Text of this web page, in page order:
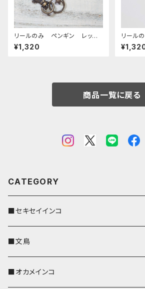
リールのみ ペンギン レッド
ブラウン ぺんぎん
¥1,320
リール
ノーマ
MEL
商品一覧に戻る
CATEGORY
■セキセイインコ
キーカバー
キーホルダー
■文鳥
キーカバー
■オカメインコ